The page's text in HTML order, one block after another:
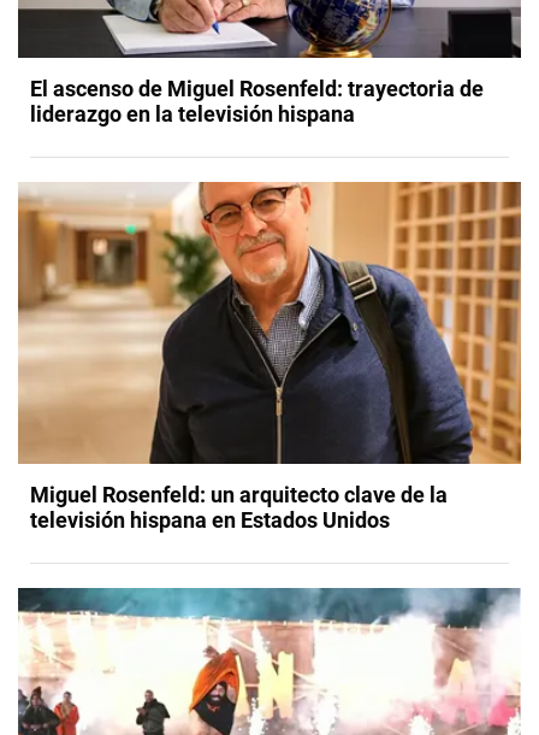
El ascenso de Miguel Rosenfeld: trayectoria de
liderazgo en la televisión hispana
Miguel Rosenfeld: un arquitecto clave de la
televisión hispana en Estados Unidos